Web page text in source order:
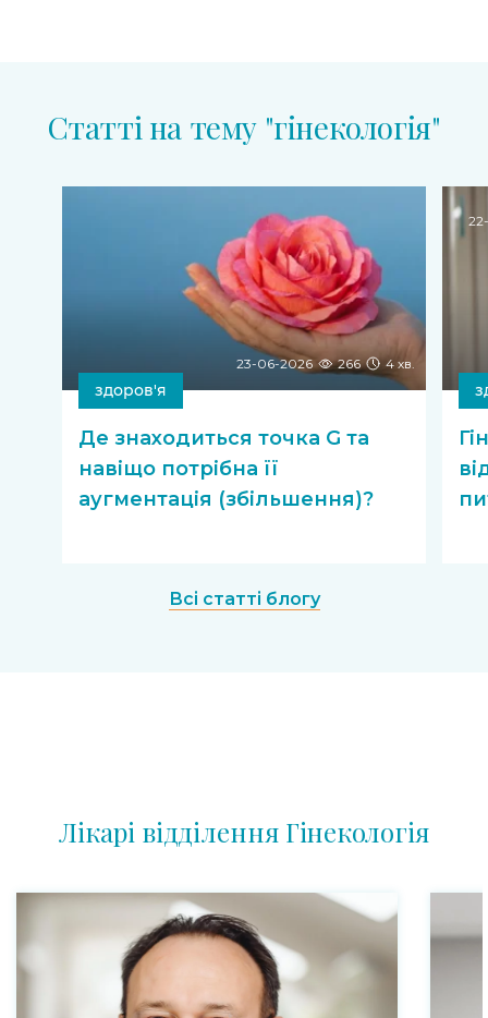
Статті на тему "гiнекологiя"
23-06-2026 266 4 хв.
здоров'я
Де знаходиться точка G та
навіщо потрібна її
аугментація (збільшення)?
Всі статті блогу
Лікарі відділення Гінекологія